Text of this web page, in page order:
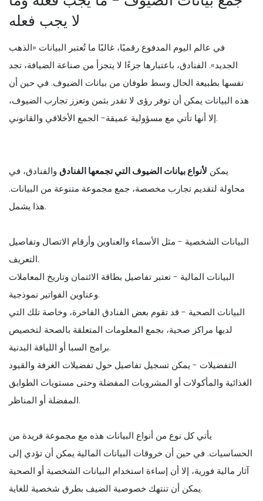
لا يجب فعله
في عالم اليوم المدفوع رقميًا، غالبًا ما تُعتبر البيانات «الذهب
الجديد». الفنادق، باعتبارها جزءًا لا يتجزأ من صناعة الضيافة، تجد
نفسها بطبيعة الحال وسط طوفان من بيانات الضيوف. في حين أن
هذه البيانات يمكن أن توفر رؤى لا تقدر بثمن وتعزز تجارب الضيوف،
إلا أنها تأتي مع مسؤولية عميقة- الجمع الأخلاقي والقانوني.
يمكن لأنواع بيانات الضيوف التي تجمعها الفنادق والفنادق، في
محاولة لتقديم تجارب مخصصة، جمع مجموعة متنوعة من البيانات.
هذا يشمل.
البيانات الشخصية - مثل الأسماء والعناوين وأرقام الاتصال وتفاصيل
التعريف.
البيانات المالية - تعتبر تفاصيل بطاقة الائتمان وتاريخ المعاملات
وعناوين الفواتير نموذجية.
البيانات الصحية - قد تقوم بعض الفنادق الفاخرة، وخاصة تلك التي
لديها مراكز صحية، بجمع المعلومات المتعلقة بالصحة لتخصيص
برامج السبا أو اللياقة البدنية.
التفضيلات - يمكن تسجيل تفاصيل حول تفضيلات الغرفة والقيود
الغذائية والمأكولات أو المشروبات المفضلة وحتى مستويات الطوابق
المفضلة أو المناظر.
يأتي كل نوع من أنواع البيانات هذه مع مجموعة فريدة من
الحساسيات. في حين أن خروقات البيانات المالية يمكن أن تؤدي إلى
آثار مالية فورية، إلا أن إساءة استخدام البيانات الشخصية أو الصحية
يمكن أن تنتهك خصوصية الضيف بطرق شخصية للغاية.